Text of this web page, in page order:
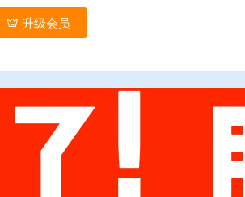
升级会员